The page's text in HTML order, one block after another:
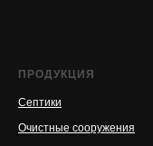
ПРОДУКЦИЯ
Септики
Очистные сооружения